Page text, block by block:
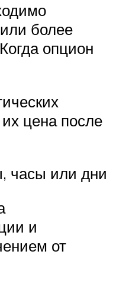
более
опцион
цена после
часы или дни
и
от